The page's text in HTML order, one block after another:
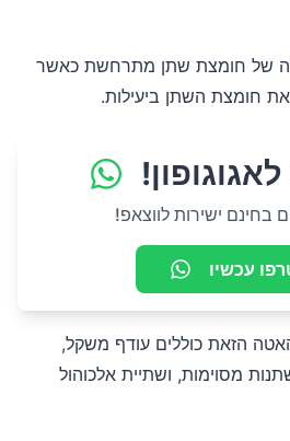
של חומצת שתן מתרחשת כאשר
חומצת השתן ביעילות.
בחינם ישירות לווצאפ!
עכשיו
הזאת כוללים עודף משקל,
מסוימות, ושתיית אלכוהול